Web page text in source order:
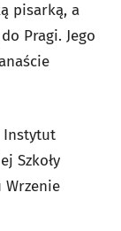
pisarką, a
Pragi. Jego
Instytut
Szkoły